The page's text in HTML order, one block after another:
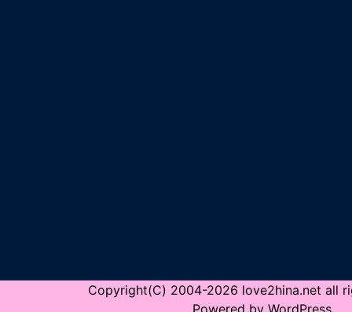
Copyright(C) 2004-2026 love2hina.net all
Powered by WordPress